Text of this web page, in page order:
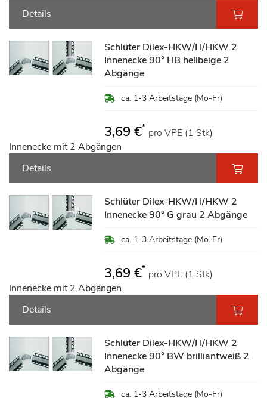
Details
Schlüter Dilex-HKW/I I/HKW 2
Innenecke 90° HB hellbeige 2
Abgänge
ca. 1-3 Arbeitstage (Mo-Fr)
3,69 €* pro VPE (1 Stk)
Innenecke mit 2 Abgängen
Details
Schlüter Dilex-HKW/I I/HKW 2
Innenecke 90° G grau 2 Abgänge
ca. 1-3 Arbeitstage (Mo-Fr)
3,69 €* pro VPE (1 Stk)
Innenecke mit 2 Abgängen
Details
Schlüter Dilex-HKW/I I/HKW 2
Innenecke 90° BW brilliantweiß 2
Abgänge
ca. 1-3 Arbeitstage (Mo-Fr)